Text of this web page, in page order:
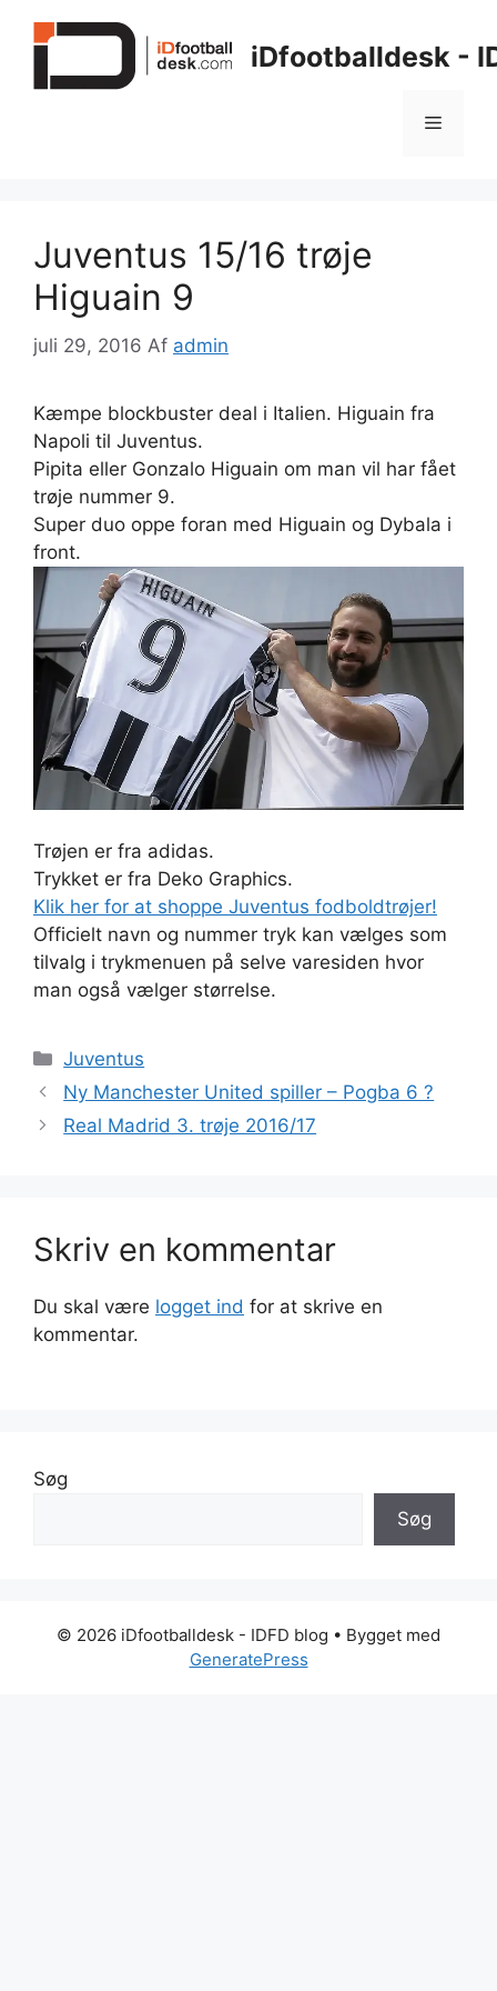
iDfootballdesk -
Menu
Juventus 15/16 trøje
Higuain 9
juli 29, 2016 Af admin
Kæmpe blockbuster deal i Italien. Higuain fra
Napoli til Juventus.
Pipita eller Gonzalo Higuain om man vil har fået
trøje nummer 9.
Super duo oppe foran med Higuain og Dybala i
front.
Trøjen er fra adidas.
Trykket er fra Deko Graphics.
Klik her for at shoppe Juventus fodboldtrøjer!
Officielt navn og nummer tryk kan vælges som
tilvalg i trykmenuen på selve varesiden hvor
man også vælger størrelse.
Kategorier
Juventus
Ny Manchester United spiller – Pogba 6 ?
Real Madrid 3. trøje 2016/17
Skriv en kommentar
Du skal være logget ind for at skrive en
kommentar.
Søg
Søg
© 2026 iDfootballdesk - IDFD blog • Bygget med
GeneratePress